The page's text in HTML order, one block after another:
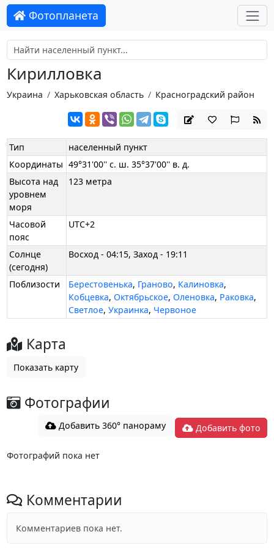
Фотопланета
Кирилловка
Украина Харьковская область Красноградский район
Тип
населенный пункт
Координаты 49°31'00'' с. ш. 35°37'00'' в. д.
Высота над
уровнем
моря
123 метра
Часовой
пояс
UTC+2
Солнце
(сегодня)
Восход - 04:15, Заход - 19:11
Поблизости Берестовенька, Граново, Калиновка,
Кобцевка,Октябрьское,Оленовка, Раковка,
Светлое,Украинка, Червоное
Карта
Показать карту
Фотографии
Добавить 360° панораму Добавить фото
Фотографий пока нет
Комментарии
Комментариев пока нет.